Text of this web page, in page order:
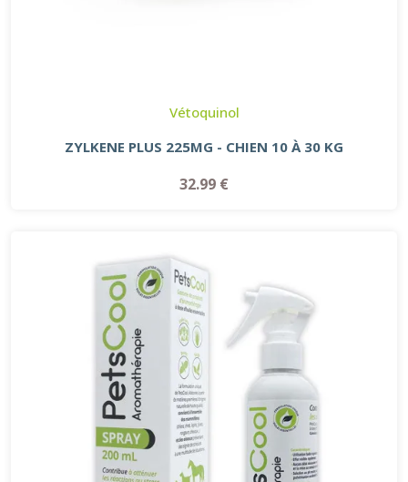
Vétoquinol
ZYLKENE PLUS 225MG - CHIEN 10 À 30 KG
32.99 €